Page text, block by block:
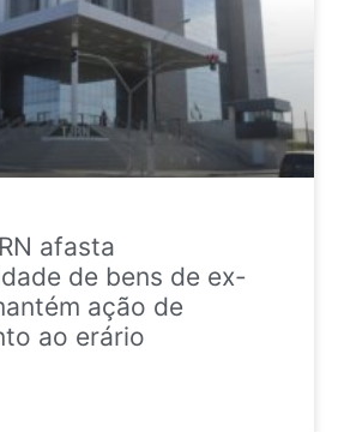
afasta
de bens de ex-
ação de
ao erário